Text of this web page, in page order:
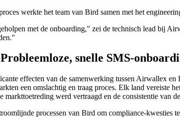
werkte het team van Bird samen met het
met de onboarding," zei de technisch lead bij
snelle SMS-
effecten van de samenwerking tussen Airwallex
een omslachtig en traag proces. Elk land vereiste
markttoetreding werd vertraagd en de consistentie van
processen van Bird om compliance-